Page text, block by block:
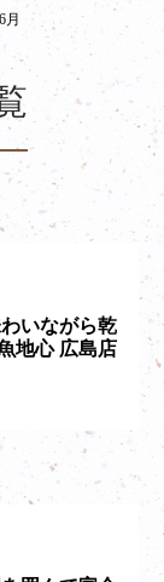
6月
いながら乾
地心 広島店